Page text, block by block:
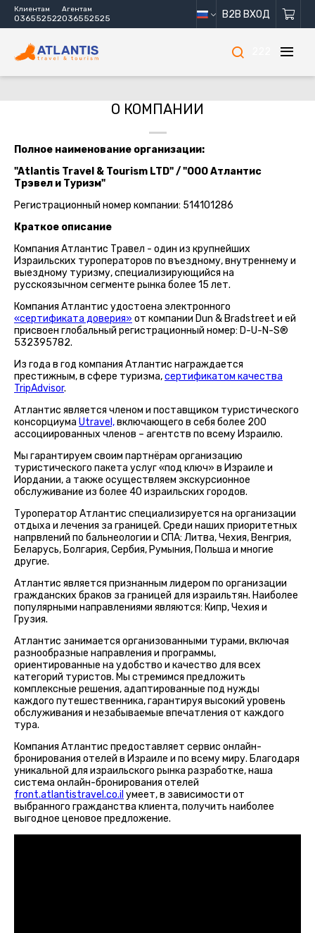
Клиентам
036552522
Агентам
036552525 B2B ВХОД
О КОМПАНИИ
Полное наименование организации:
"Atlantis Travel & Tourism LTD" / "ООО Атлантис
Трэвел и Туризм"
Регистрационный номер компании: 514101286
Краткое описание
Компания Атлантис Травел - один из крупнейших
Израильских туроператоров по въездному, внутреннему и
выездному туризму, специализирующийся на
русскоязычном сегменте рынка более 15 лет.
Компания Атлантис удостоена электронного
«сертификата доверия» от компании Dun & Bradstreet и ей
присвоен глобальный регистрационный номер: D-U-N-S®
532395782.
Из года в год компания Атлантис награждается
престижным, в сфере туризма,сертификатом качества
TripAdvisor.
Атлантис является членом и поставщиком туристического
консорциума Utravel,включающего в себя более 200
ассоциированных членов – агентств по всему Израилю.
Мы гарантируем своим партнёрам организацию
туристического пакета услуг «под ключ» в Израиле и
Иордании, а также осуществляем экскурсионное
обслуживание из более 40 израильских городов.
Туроператор Атлантис специализируется на организации
отдыха и лечения за границей. Среди наших приоритетных
напрвлений по бальнеологии и СПА: Литва, Чехия, Венгрия,
Беларусь, Болгария, Сербия, Румыния, Польша и многие
другие.
Атлантис является признанным лидером по организации
гражданских браков за границей для израильтян. Наиболее
популярными направлениями являются: Кипр, Чехия и
Грузия.
Атлантис занимается организованными турами, включая
разнообразные направления и программы,
ориентированные на удобство и качество для всех
категорий туристов. Мы стремимся предложить
комплексные решения, адаптированные под нужды
каждого путешественника, гарантируя высокий уровень
обслуживания и незабываемые впечатления от каждого
тура.
Компания Атлантис предоставляет сервис онлайн-
бронирования отелей в Израиле и по всему миру. Благодаря
уникальной для израильского рынка разработке, наша
система онлайн-бронирования отелей
front.atlantistravel.co.il умеет, в зависимости от
выбранного гражданства клиента, получить наиболее
выгодное ценовое предложение.